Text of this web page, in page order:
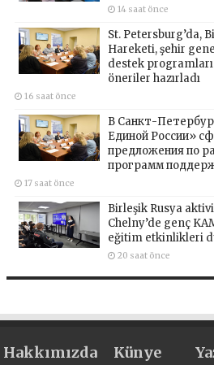
14 saat önce
St. Petersburg’da,
Hareketi, şehir
destek
öneriler hazırladı
16 saat önce
В Санкт-
Единой России»
предложения по
программ
17 saat önce
Birleşik Rusya
Chelny’de genç
eğitim etkinlikleri
20 saat önce
Hakkımızda Künye